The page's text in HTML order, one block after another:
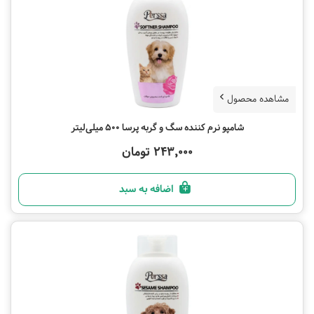
مشاهده محصول
شامپو نرم کننده سگ و گربه پرسا 500 میلی‌لیتر
243,000 تومان
اضافه به سبد